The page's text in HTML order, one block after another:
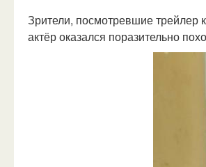
Зрители, посмотревшие трейлер
актёр оказался поразительно